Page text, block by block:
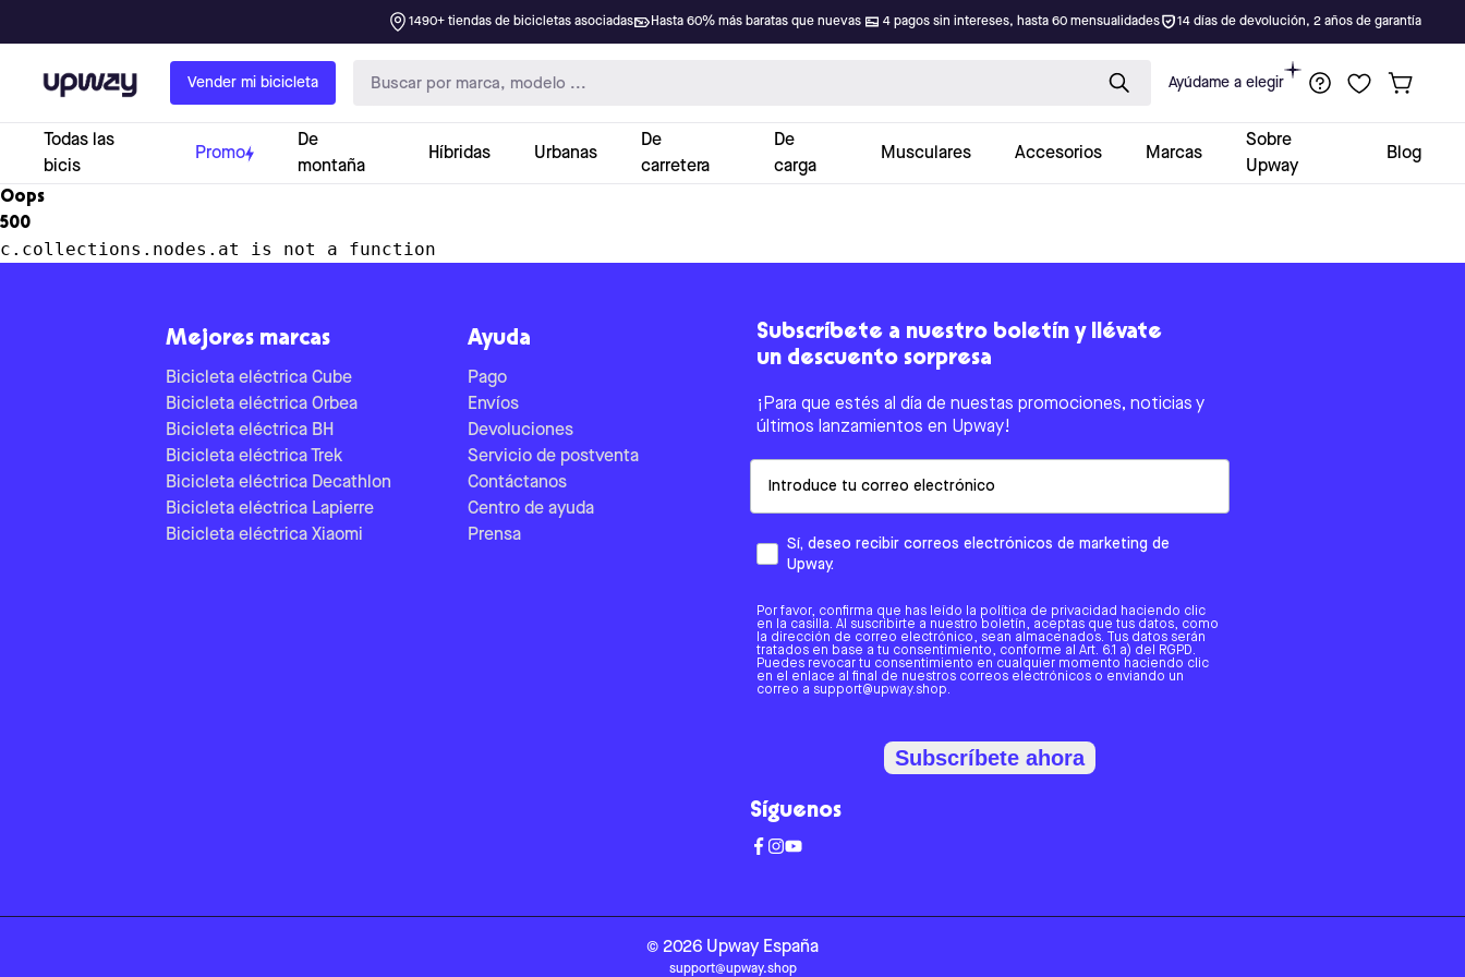
1490+ tiendas de bicicletas asociadas Hasta 60% más baratas que nuevas 4 pagos sin intereses, hasta 60 mensualidades 14 días de devolución, 2 años de garantía
Upway Vender mi bicicleta Ayúdame a elegir
Todas las
bicis
Promo
De
montaña
Híbridas Urbanas
De
carretera
De
carga
Musculares Accesorios Marcas
Sobre
Upway
Blog
Oops
500
c.collections.nodes.at is not a function
Mejores marcas
Bicicleta eléctrica Cube
Bicicleta eléctrica Orbea
Bicicleta eléctrica BH
Bicicleta eléctrica Trek
Bicicleta eléctrica Decathlon
Bicicleta eléctrica Lapierre
Bicicleta eléctrica Xiaomi
Ayuda
Pago
Envíos
Devoluciones
Servicio de postventa
Contáctanos
Centro de ayuda
Prensa
Subscríbete a nuestro boletín y llévate
un descuento sorpresa
¡Para que estés al día de nuestas promociones, noticias y
últimos lanzamientos en Upway!
Sí, deseo recibir correos electrónicos de marketing de
Upway.
Por favor, confirma que has leído la política de privacidad haciendo clic
en la casilla. Al suscribirte a nuestro boletín, aceptas que tus datos, como
la dirección de correo electrónico, sean almacenados. Tus datos serán
tratados en base a tu consentimiento, conforme al Art. 6.1 a) del RGPD.
Puedes revocar tu consentimiento en cualquier momento haciendo clic
en el enlace al final de nuestros correos electrónicos o enviando un
correo a support@upway.shop.
Subscríbete ahora
Síguenos
© 2026 Upway España
support@upway.shop